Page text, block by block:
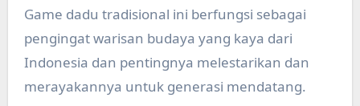
Game dadu tradisional ini berfungsi sebagai
pengingat warisan budaya yang kaya dari
Indonesia dan pentingnya melestarikan dan
merayakannya untuk generasi mendatang.